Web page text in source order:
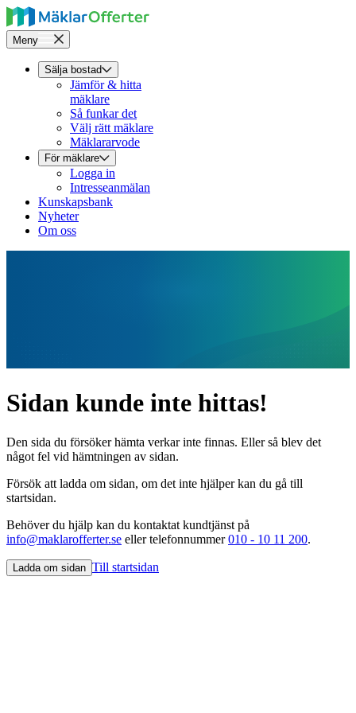
Meny
Sälja bostad
Jämför & hitta
mäklare
Så funkar det
Välj rätt mäklare
Mäklararvode
För mäklare
Logga in
Intresseanmälan
Kunskapsbank
Nyheter
Om oss
Sidan kunde inte hittas!
Den sida du försöker hämta verkar inte finnas. Eller så blev det
något fel vid hämtningen av sidan.
Försök att ladda om sidan, om det inte hjälper kan du gå till
startsidan.
Behöver du hjälp kan du kontaktat kundtjänst på
info@maklarofferter.se eller telefonnummer010 - 10 11 200.
Ladda om sidan Till startsidan